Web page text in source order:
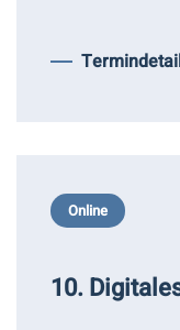
Online
10.